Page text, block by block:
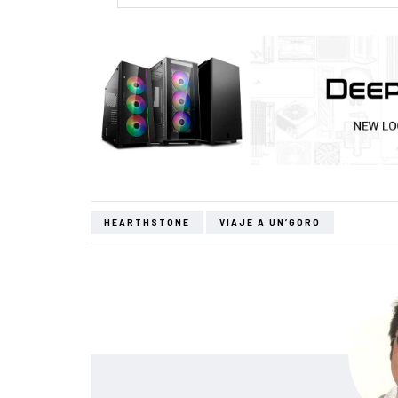
HEARTHSTONE VIAJE A UN’GORO